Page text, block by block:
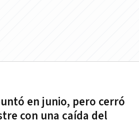
en junio, pero cerró
con una caída del